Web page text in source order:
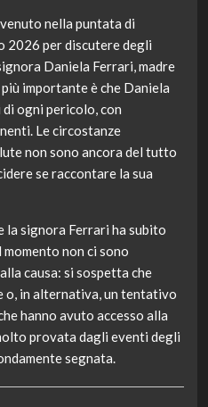
nella puntata di
2026 per discutere degli
Daniela Ferrari, madre
importante è che Daniela
ogni pericolo, con
Le circostanze
non sono ancora del tutto
se raccontare la sua
signora Ferrari ha subito
momento non ci sono
causa: si sospetta che
o, in alternativa, un tentativo
hanno avuto accesso alla
provata dagli eventi degli
segnata.